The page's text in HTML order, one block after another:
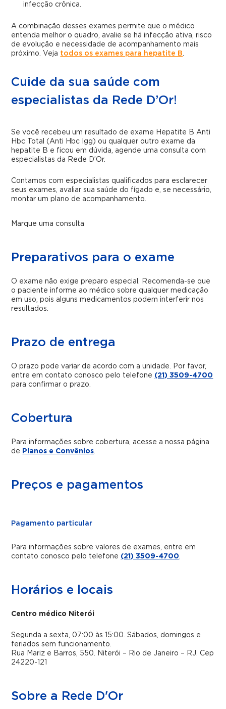
infecção crônica.
A combinação desses exames permite que o médico
entenda melhor o quadro, avalie se há infecção ativa, risco
de evolução e necessidade de acompanhamento mais
próximo. Veja todos os exames para hepatite B.
Cuide da sua saúde com
especialistas da Rede D’Or!
Se você recebeu um resultado de exame Hepatite B Anti
Hbc Total (Anti Hbc Igg) ou qualquer outro exame da
hepatite B e ficou em dúvida, agende uma consulta com
especialistas da Rede D’Or.
Contamos com especialistas qualificados para esclarecer
seus exames, avaliar sua saúde do fígado e, se necessário,
montar um plano de acompanhamento.
Marque uma consulta
Preparativos para o exame
O exame não exige preparo especial. Recomenda-se que
o paciente informe ao médico sobre qualquer medicação
em uso, pois alguns medicamentos podem interferir nos
resultados.
Prazo de entrega
O prazo pode variar de acordo com a unidade. Por favor,
entre em contato conosco pelo telefone (21) 3509-4700
para confirmar o prazo.
Cobertura
Para informações sobre cobertura, acesse a nossa página
de Planos e Convênios.
Preços e pagamentos
Pagamento particular
Para informações sobre valores de exames, entre em
contato conosco pelo telefone (21) 3509-4700.
Horários e locais
Centro médico Niterói
Segunda a sexta, 07:00 às 15:00. Sábados, domingos e
feriados sem funcionamento.
Rua Mariz e Barros, 550. Niterói – Rio de Janeiro – RJ. Cep
24220-121
Sobre a Rede D'Or